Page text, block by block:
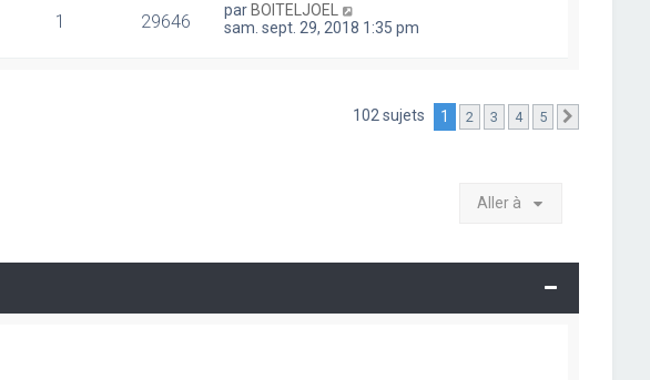
1 29646 par BOITELJOEL
sam. sept. 29, 2018 1:35 pm
102 sujets 1 2 3 4 5
Aller à